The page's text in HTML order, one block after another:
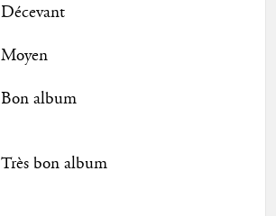
Décevant
Moyen
Bon album
Très bon album